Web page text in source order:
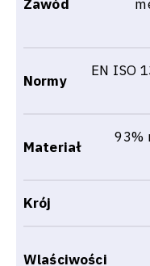
Zawód
Normy
EN ISO
Materiał
93%
Krój
Wlaściwości